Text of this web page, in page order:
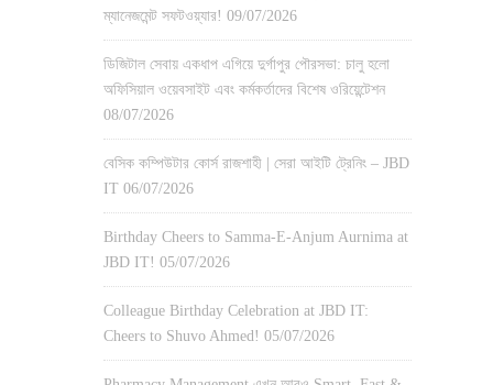
ম্যানেজমেন্ট সফটওয়্যার! 09/07/2026
ডিজিটাল সেবায় একধাপ এগিয়ে দুর্গাপুর পৌরসভা: চালু হলো
অফিসিয়াল ওয়েবসাইট এবং কর্মকর্তাদের বিশেষ ওরিয়েন্টেশন
08/07/2026
বেসিক কম্পিউটার কোর্স রাজশাহী | সেরা আইটি ট্রেনিং – JBD
IT 06/07/2026
Birthday Cheers to Samma-E-Anjum Aurnima at
JBD IT! 05/07/2026
Colleague Birthday Celebration at JBD IT:
Cheers to Shuvo Ahmed! 05/07/2026